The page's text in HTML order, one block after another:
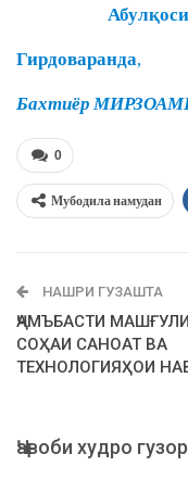
Абулқосим
Гирдоваранда,
Бахтиёр
0
Мубодила намудан
НАШРИ ГУЗАШТА
ҶАМЪБАСТИ
СОҲАИ САНОАТ ВА
ТЕХНОЛОГИЯҲОИ
Ҷавоби худро